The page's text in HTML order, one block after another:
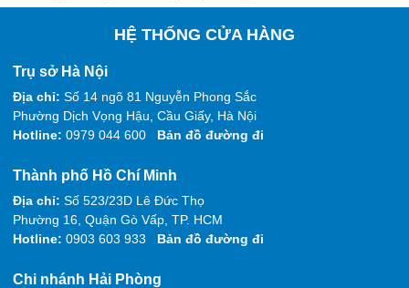
HỆ THỐNG CỬA HÀNG
Trụ sở Hà Nội
Địa chỉ: Số 14 ngõ 81 Nguyễn Phong Sắc
Phường Dịch Vọng Hậu, Cầu Giấy, Hà Nội
Hotline: 0979 044 600 Bản đồ đường đi
Thành phố Hồ Chí Minh
Địa chỉ: Số 523/23D Lê Đức Thọ
Phường 16, Quận Gò Vấp, TP. HCM
Hotline: 0903 603 933 Bản đồ đường đi
Chi nhánh Hải Phòng